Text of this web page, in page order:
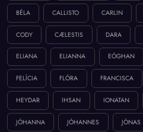
BÉLA CALLISTO CARLIN
CODY CÆLESTIS DARA
ELIANA ELIANNA EÓGHAN
FELÍCIA FLÓRA FRANCISCA
HEYDAR IHSAN IONATAN
JÓHANNA JÓHANNES JÓNAS